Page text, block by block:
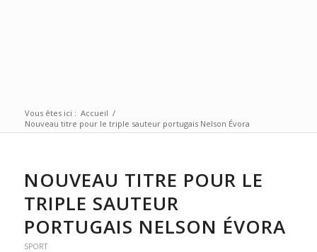
Vous êtes ici : Accueil /
Nouveau titre pour le triple sauteur portugais Nelson Évora
NOUVEAU TITRE POUR LE
TRIPLE SAUTEUR
PORTUGAIS NELSON ÉVORA
SPORT